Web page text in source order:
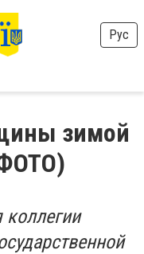
Рус
зимой
коллегии